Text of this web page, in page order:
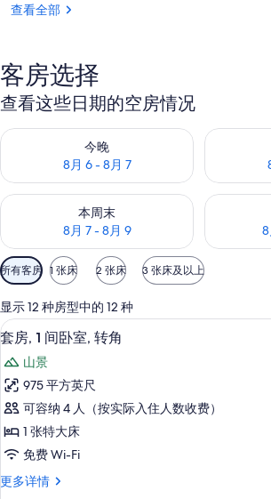
查看全部
客房选择
查看这些日期的空房情况
今晚
8月 6 - 8月 7
查看今晚的空房情况：8月 6 - 8月 7查看明天
本周末
8月 7 - 8月 9
查看本周末的空房情况：8月 7 - 8月 9
8
查看下周
可
用
的
客
房
筛
选
条
所有客房 1 张床 2 张床 3 张床及以上
显示 12 种房型中的 12 种
显
示
套
房,
1
间
卧
室,
5
套房, 1 间卧室, 转角
山景
975 平方英尺
可容纳 4 人（按实际入住人数收费）
1 张特大床
免费 Wi-Fi
更多详情
套